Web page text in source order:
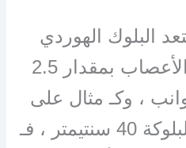
البلوك الهوردي
عن حديد الجسور والأعصاب بمقدار 2.5
، وكـ مثال على
ذلك إذا كان قياس البلوكة 40 سنتيمتر ، فـ